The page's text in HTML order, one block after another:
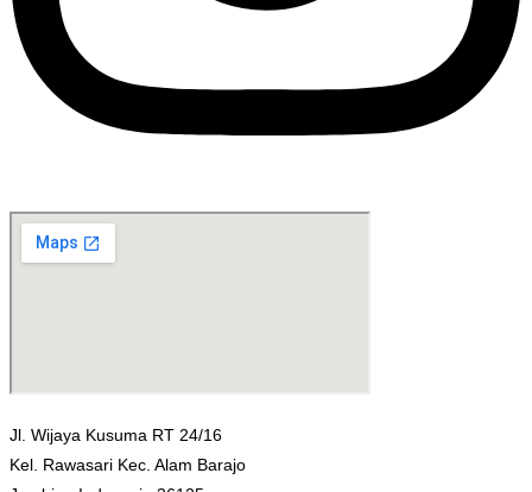
Jl. Wijaya Kusuma RT 24/16
Kel. Rawasari Kec. Alam Barajo